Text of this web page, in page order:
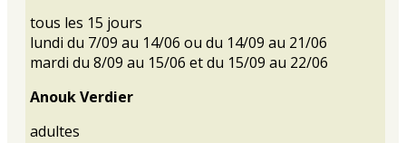
tous les 15 jours
lundi du 7/09 au 14/06 ou du 14/09 au 21/06
mardi du 8/09 au 15/06 et du 15/09 au 22/06
Anouk Verdier
adultes